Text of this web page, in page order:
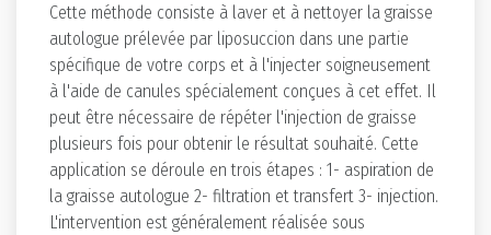
Cette méthode consiste à laver et à nettoyer la graisse
autologue prélevée par liposuccion dans une partie
spécifique de votre corps et à l'injecter soigneusement
à l'aide de canules spécialement conçues à cet effet. Il
peut être nécessaire de répéter l'injection de graisse
plusieurs fois pour obtenir le résultat souhaité. Cette
application se déroule en trois étapes : 1- aspiration de
la graisse autologue 2- filtration et transfert 3- injection.
L'intervention est généralement réalisée sous